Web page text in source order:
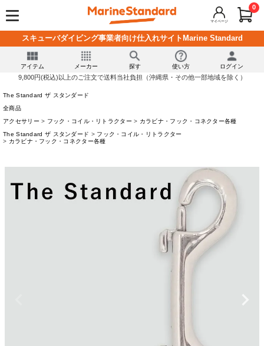
マイページ
0
スキューバダイビング事業者向け仕入れサイトMarine Standard
アイテム メーカー 探す 使い方 ログイン
9,800円(税込)以上のご注文で送料当社負担（沖縄県・その他一部地域を除く）
The Standard ザ スタンダード
全商品
アクセサリー
フック・コイル・リトラクター
カラビナ・フック・コネクター各種
The Standard ザ スタンダード
フック・コイル・リトラクター
カラビナ・フック・コネクター各種